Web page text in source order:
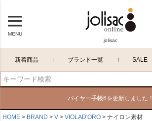
MENU
jolisac
新着商品 ブランド一覧 SALE
バイヤー手帳6を更新しました！
HOME BRAND V VIOLAD'ORO ナイロン素材